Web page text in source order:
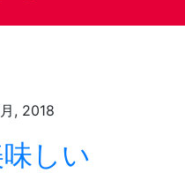
, 2018
しい